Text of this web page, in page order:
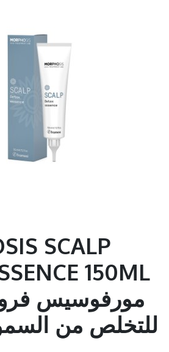
SCALP
150ML
للتخلص من السموم